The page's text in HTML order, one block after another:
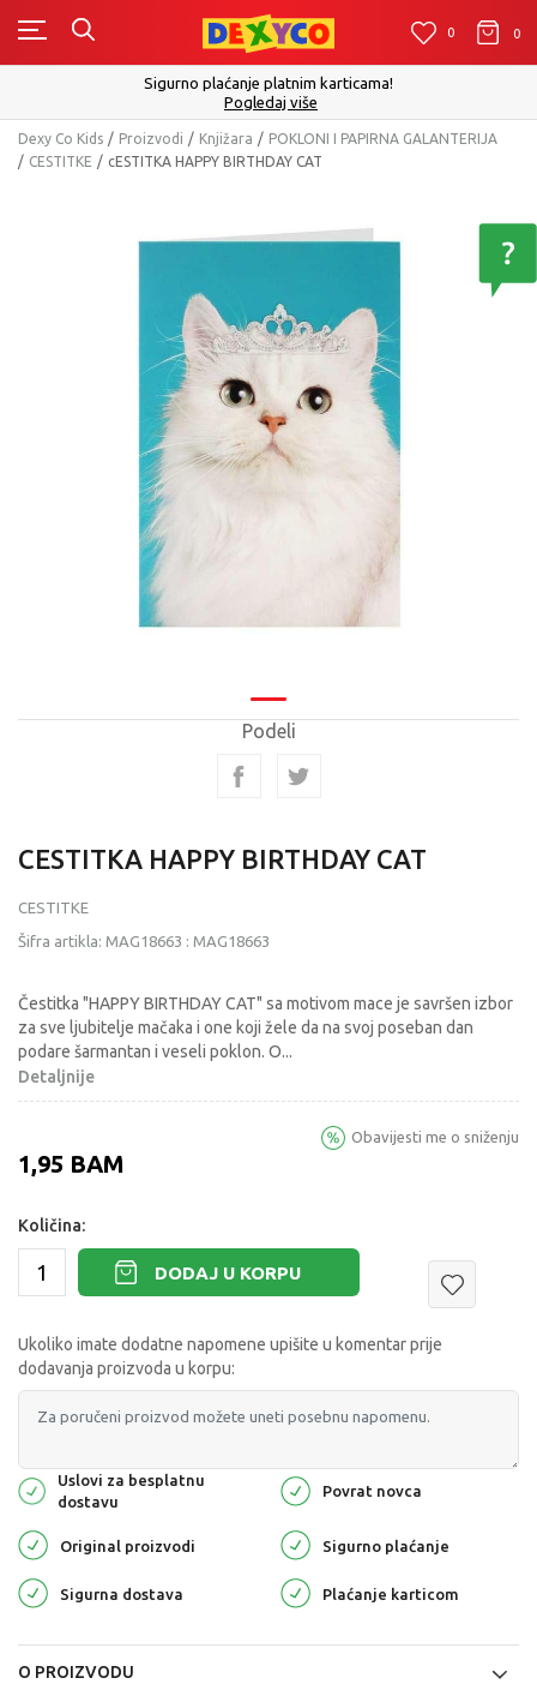
0 0
Sigurno plaćanje platnim karticama!
Pogledaj više
Dexy Co Kids Proizvodi Knjižara
POKLONI I PAPIRNA GALANTERIJA
CESTITKE
cESTITKA HAPPY BIRTHDAY CAT
Podeli
CESTITKA HAPPY BIRTHDAY CAT
CESTITKE
Šifra artikla: MAG18663 : MAG18663
Čestitka "HAPPY BIRTHDAY CAT" sa motivom mace je savršen izbor
za sve ljubitelje mačaka i one koji žele da na svoj poseban dan
podare šarmantan i veseli poklon. O...
Detaljnije
1,95 BAM
Obavijesti me o sniženju
Količina:
DODAJ U KORPU
Ukoliko imate dodatne napomene upišite u komentar prije
dodavanja proizvoda u korpu:
Uslovi za besplatnu
dostavu
Povrat novca
Original proizvodi Sigurno plaćanje
Sigurna dostava Plaćanje karticom
O PROIZVODU